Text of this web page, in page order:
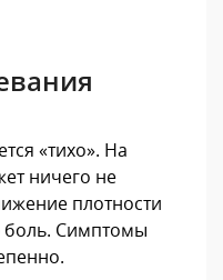
«тихо». На
ничего не
плотности
боль. Симптомы